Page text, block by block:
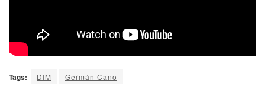
Tags: DIM Germán Cano